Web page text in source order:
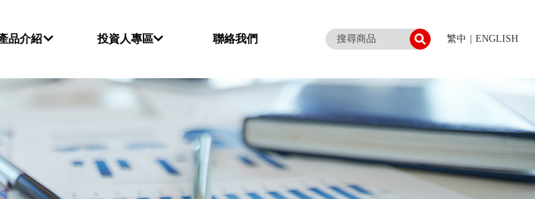
品介紹 投資人專區 聯絡我們 繁中 ENGLISH